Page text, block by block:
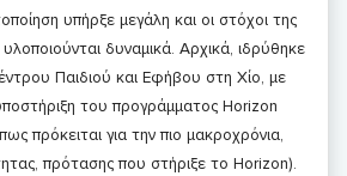
υπήρξε μεγάλη και οι στόχοι της
δυναμικά. Αρχικά, ιδρύθηκε
Παιδιού και Εφήβου στη Χίο, με
του προγράμματος Horizon
πρόκειται για την πιο μακροχρόνια,
πρότασης που στήριξε το Horizon).